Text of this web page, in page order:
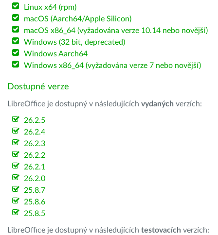
Linux x64 (rpm)
macOS (Aarch64/Apple Silicon)
macOS x86_64 (vyžadována verze 10.14 nebo novější)
Windows (32 bit, deprecated)
Windows Aarch64
Windows x86_64 (vyžadována verze 7 nebo novější)
Dostupné verze
LibreOffice je dostupný v následujících vydaných verzích:
26.2.5
26.2.4
26.2.3
26.2.2
26.2.1
26.2.0
25.8.7
25.8.6
25.8.5
LibreOffice je dostupný v následujících testovacích verzích: